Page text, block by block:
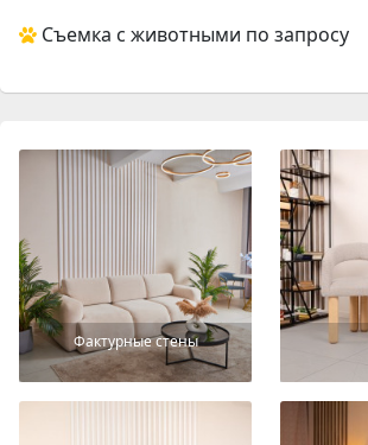
Съемка с животными по запросу
Фактурные стены